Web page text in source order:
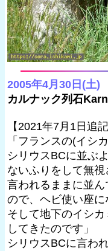
2005年4月30日(土)
カルナック列石
【2021年7月1日追記
「フランスの(イシ
シリウスBCに並ぶ
ないふりをして無視
言われるままに並
ので、ヘビ使い座に
そして地下のイシ
してきたのです」
シリウスBCに言わ